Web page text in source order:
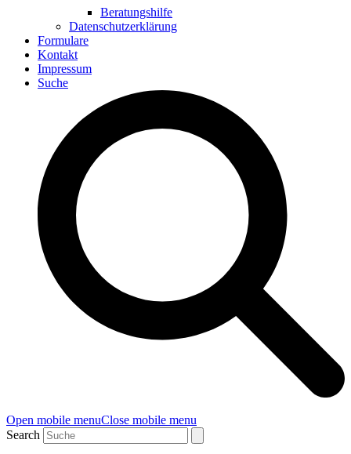
Beratungshilfe
Datenschutzerklärung
Formulare
Kontakt
Impressum
Suche
Open mobile menuClose mobile menu
Search